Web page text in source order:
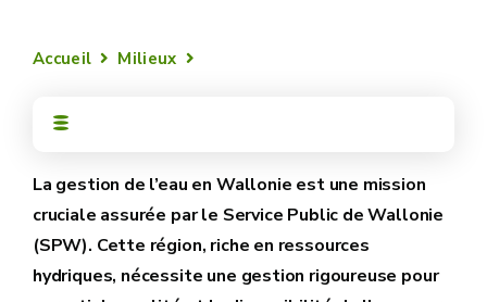
Accueil Milieux
La gestion de l’eau en Wallonie est une mission
cruciale assurée par le Service Public de Wallonie
(SPW). Cette région, riche en ressources
hydriques, nécessite une gestion rigoureuse pour